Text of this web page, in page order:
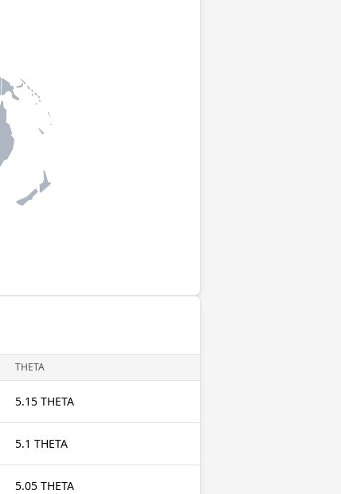
THETA
5.15 THETA
5.1 THETA
5.05 THETA